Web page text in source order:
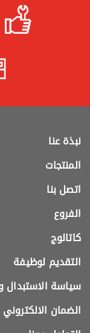
نبذة عنا
المنتجات
اتصل بنا
الفروع
كاتالوج
التقديم لوظيفة
سياسة الاستبدال
الضمان الالكتروني